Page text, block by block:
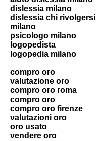
dislessia milano
dislessia chi rivolgersi
milano
psicologo milano
logopedista
logopedia milano
compro oro
valutazione oro
compro oro roma
compro oro
compro oro firenze
valutazioni oro
oro usato
vendere oro